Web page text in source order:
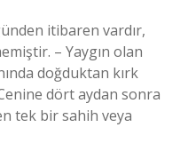
itibaren vardır,
– Yaygın olan
doğduktan kırk
dört aydan sonra
tek bir sahih veya